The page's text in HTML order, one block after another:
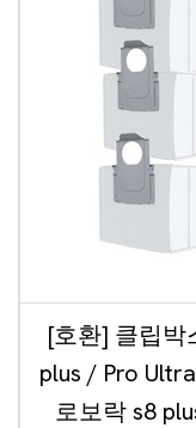
[호환] 클립박
plus / Pro
로보락 s8